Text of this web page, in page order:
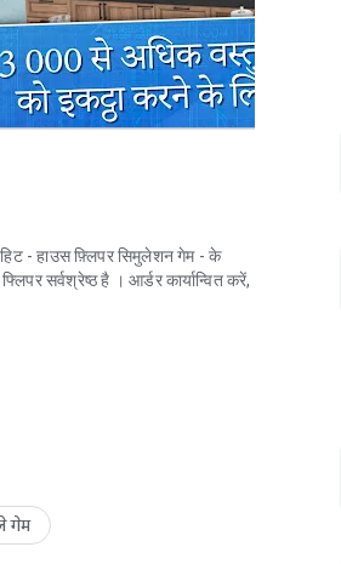
- हाउस फ़्लिपर सिमुलेशन गेम - के
सर्वश्रेष्‍ठ है । आर्डर कार्यान्वित करें,
गेम